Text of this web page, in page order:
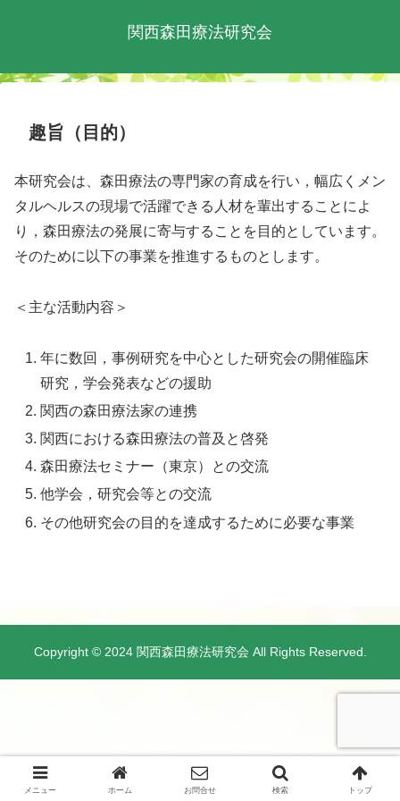
関西森田療法研究会
趣旨（目的）
本研究会は、森田療法の専門家の育成を行い，幅広くメン
タルヘルスの現場で活躍できる人材を輩出することによ
り，森田療法の発展に寄与することを目的としています。
そのために以下の事業を推進するものとします。
＜主な活動内容＞
年に数回，事例研究を中心とした研究会の開催臨床
研究，学会発表などの援助
関西の森田療法家の連携
関西における森田療法の普及と啓発
森田療法セミナー（東京）との交流
他学会，研究会等との交流
その他研究会の目的を達成するために必要な事業
Copyright © 2024 関西森田療法研究会 All Rights Reserved.
メニュー ホーム お問合せ 検索 トップ